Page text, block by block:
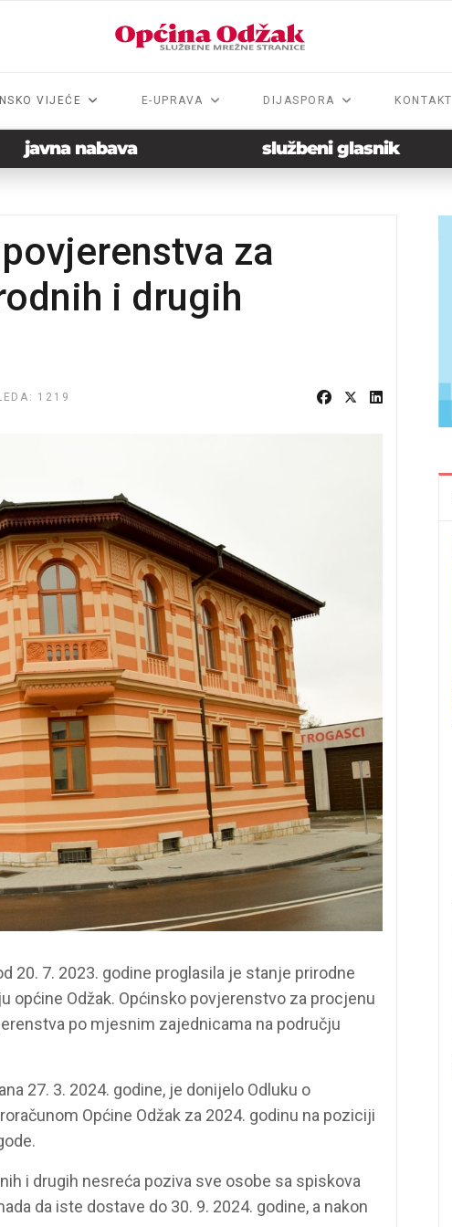
VIJEĆE E-UPRAVA DIJASPORA KONTAKT
javna nabava službeni glasnik
za
i drugih
1219
20. 7. 2023. godine proglasila je stanje prirodne
općine Odžak. Općinsko povjerenstvo za procjenu
po mjesnim zajednicama na području
27. 3. 2024. godine, je donijelo Odluku o
Općine Odžak za 2024. godinu na poziciji
i drugih nesreća poziva sve osobe sa spiskova
da iste dostave do 30. 9. 2024. godine, a nakon